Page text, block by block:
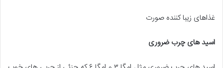
غذاهای زیبا کننده صورت
اسید های چرب ضروری